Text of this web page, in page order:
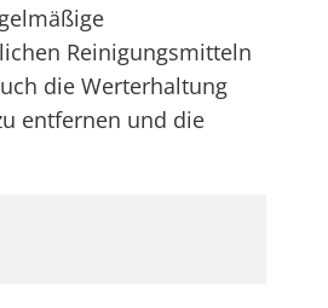
Reinigungsmitteln
die Werterhaltung
entfernen und die